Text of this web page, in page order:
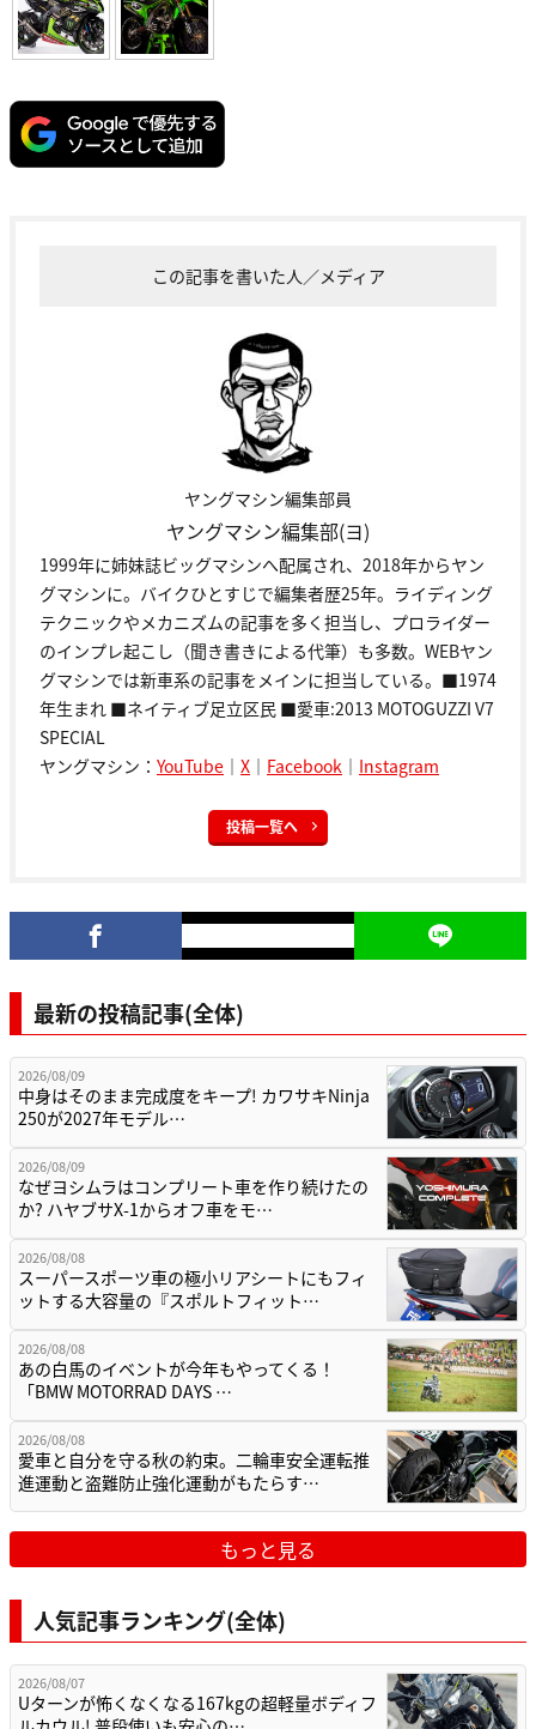
この記事を書いた人／メディア
ヤングマシン編集部員
ヤングマシン編集部(ヨ)
1999年に姉妹誌ビッグマシンへ配属され、2018年からヤン
グマシンに。バイクひとすじで編集者歴25年。ライディング
テクニックやメカニズムの記事を多く担当し、プロライダー
のインプレ起こし（聞き書きによる代筆）も多数。WEBヤン
グマシンでは新車系の記事をメインに担当している。■1974
年生まれ ■ネイティブ足立区民 ■愛車:2013 MOTOGUZZI V7
SPECIAL
ヤングマシン： YouTube ｜ X ｜ Facebook ｜ Instagram
投稿一覧へ
最新の投稿記事(全体)
2026/08/09
中身はそのまま完成度をキープ! カワサキNinja
250が2027年モデル…
2026/08/09
なぜヨシムラはコンプリート車を作り続けたの
か? ハヤブサX-1からオフ車をモ…
2026/08/08
スーパースポーツ車の極小リアシートにもフィ
ットする大容量の『スポルトフィット…
2026/08/08
あの白馬のイベントが今年もやってくる！
「BMW MOTORRAD DAYS …
2026/08/08
愛車と自分を守る秋の約束。二輪車安全運転推
進運動と盗難防止強化運動がもたらす…
もっと見る
人気記事ランキング(全体)
2026/08/07
Uターンが怖くなくなる167kgの超軽量ボディフ